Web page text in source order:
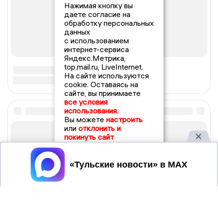
Нажимая кнопку вы
даете согласие на
обработку персональных
данных
с использованием
интернет-сервиса
Яндекс.Метрика,
top.mail.ru, LiveInternet.
На сайте используются
cookie. Оставаясь на
сайте, вы принимаете
все условия
использования.
Вы можете настроить
или отклонить и
покинуть сайт
Принять